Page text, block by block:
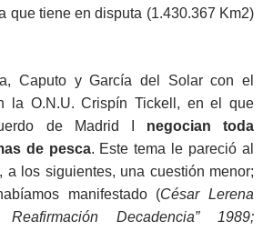
que tiene en disputa (1.430.367 Km2)
Caputo y García del Solar con el
la O.N.U. Crispín Tickell, en el que
de Madrid I negocian toda
de pesca. Este tema le pareció al
a los siguientes, una cuestión menor;
manifestado (César Lerena
Reafirmación Decadencia” 1989;